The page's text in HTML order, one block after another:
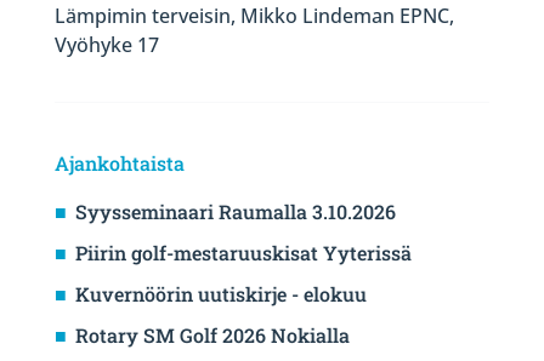
Lämpimin terveisin, Mikko Lindeman EPNC,
Vyöhyke 17
Ajankohtaista
Syysseminaari Raumalla 3.10.2026
Piirin golf-mestaruuskisat Yyterissä
Kuvernöörin uutiskirje - elokuu
Rotary SM Golf 2026 Nokialla